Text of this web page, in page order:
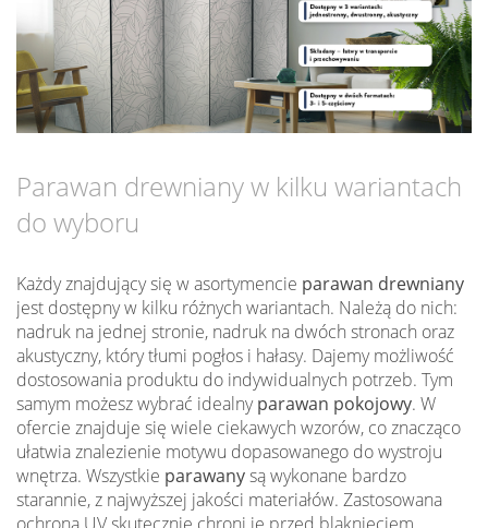
Parawan drewniany w kilku wariantach
do wyboru
Każdy znajdujący się w asortymencie parawan drewniany
jest dostępny w kilku różnych wariantach. Należą do nich:
nadruk na jednej stronie, nadruk na dwóch stronach oraz
akustyczny, który tłumi pogłos i hałasy. Dajemy możliwość
dostosowania produktu do indywidualnych potrzeb. Tym
samym możesz wybrać idealnyparawan pokojowy. W
ofercie znajduje się wiele ciekawych wzorów, co znacząco
ułatwia znalezienie motywu dopasowanego do wystroju
wnętrza. Wszystkie parawanysą wykonane bardzo
starannie, z najwyższej jakości materiałów. Zastosowana